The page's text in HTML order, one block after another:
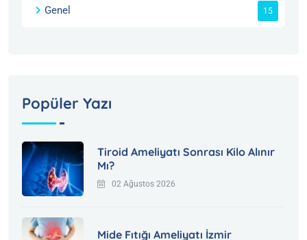
Genel 15
Popüler Yazı
Tiroid Ameliyatı Sonrası Kilo Alınır
Mı?
02 Ağustos 2026
Mide Fıtığı Ameliyatı İzmir